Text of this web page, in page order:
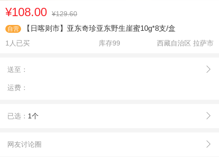
¥108.00 ¥129.60
自营 【日喀则市】亚东奇珍亚东野生崖蜜10g*8支/盒
1人已买 库存99 西藏自治区 拉萨市
送至：
运费：
已选： 1个
网友讨论圈